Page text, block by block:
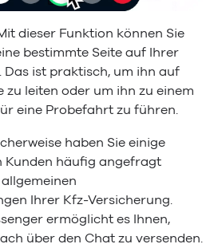
dieser Funktion können Sie
bestimmte Seite auf Ihrer
Das ist praktisch, um ihn auf
zu leiten oder um ihn zu einem
eine Probefahrt zu führen.
haben Sie einige
Kunden häufig angefragt
allgemeinen
Ihrer Kfz-Versicherung.
ermöglicht es Ihnen,
über den Chat zu versenden.